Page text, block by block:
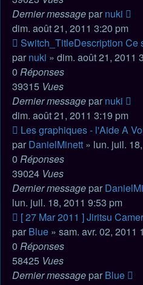
Dernier message par nuki
dim. août 21, 2011 3:20 pm
Nouveau
message
Switch_TitleDescription Ce
par nuki » dim. août 21, 2011
0 Réponses
39315 Vues
Dernier message par nuki
dim. août 21, 2011 3:19 pm
Nouveau
message
Les graphiques - l'Aide A
par DanielMinett » lun. juil.
0 Réponses
39024 Vues
Dernier message par
lun. juil. 18, 2011 9:53 pm
Nouveau
message
[ 27 Mar 2011 ] Jiritsu
par Blue » sam. avr. 02, 2011
0 Réponses
58425 Vues
Dernier message par Blue